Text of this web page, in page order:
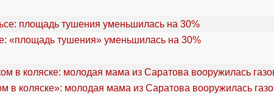
«площадь тушения» уменьшилась на 30%
в коляске»: молодая мама из Саратова вооружилась